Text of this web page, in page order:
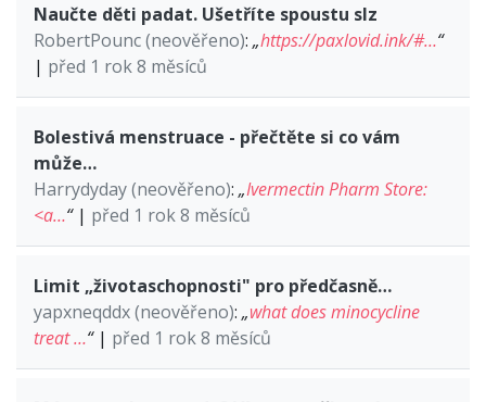
Naučte děti padat. Ušetříte spoustu slz
RobertPounc (neověřeno): „https://paxlovid.ink/#…“
| před 1 rok 8 měsíců
Bolestivá menstruace - přečtěte si co vám
může…
Harrydyday (neověřeno): „Ivermectin Pharm Store:
<a…“| před 1 rok 8 měsíců
Limit „životaschopnosti" pro předčasně…
yapxneqddx (neověřeno): „what does minocycline
treat …“| před 1 rok 8 měsíců